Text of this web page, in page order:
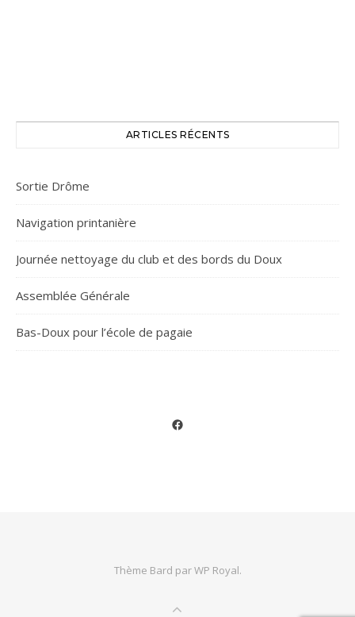
ARTICLES RÉCENTS
Sortie Drôme
Navigation printanière
Journée nettoyage du club et des bords du Doux
Assemblée Générale
Bas-Doux pour l’école de pagaie
Facebook
Thème Bard parWP Royal.